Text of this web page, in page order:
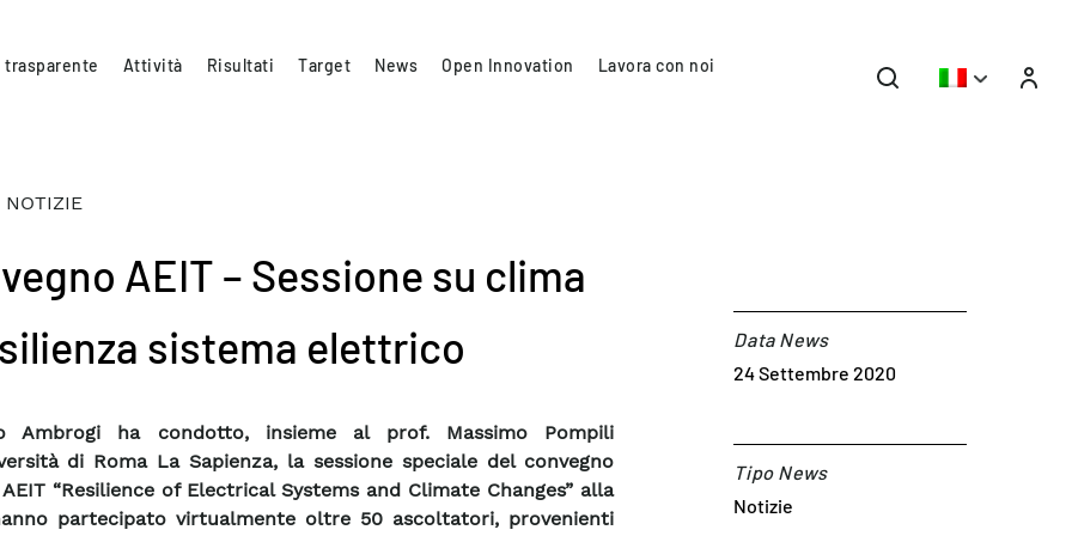
trasparente Attività Risultati Target News Open Innovation Lavora con noi
AEIT – Sessione su clima
sistema elettrico
Ambrogi ha condotto, insieme al prof. Massimo Pompili
di Roma La Sapienza, la sessione speciale del convegno
“Resilience of Electrical Systems and Climate Changes” alla
partecipato virtualmente oltre 50 ascoltatori, provenienti
Data News
24 Settembre 2020
Tipo News
Notizie